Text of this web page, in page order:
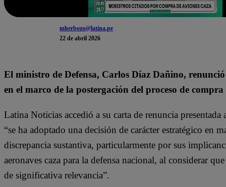
mherbozo@latina.pe
22 de abril 2026
El ministro de Defensa, Carlos Díaz Dañino,
en el marco de la postergación del proceso de
Latina Noticias accedió a su carta de renuncia
“se ha adoptado una decisión de carácter estratégico en
discrepancia sustantiva, particularmente por sus
aeronaves caza para la defensa nacional, al considerar
de significativa relevancia”.